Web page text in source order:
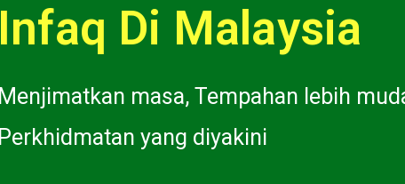
Infaq Di Malaysia
Menjimatkan masa, Tempahan lebih
Perkhidmatan yang diyakini